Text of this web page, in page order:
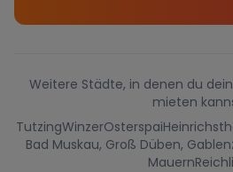
Weitere Städte, in denen du
mieten
TutzingWinzerOsterspai
Bad Muskau, Groß Düben,
Mauern